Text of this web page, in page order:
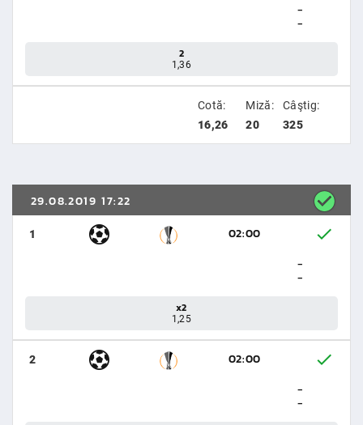
-
-
2
1,36
Cotă:
16,26
Miză:
20
Câştig:
325
29.08.2019 17:22
1
02:00
-
-
x2
1,25
2
02:00
-
-